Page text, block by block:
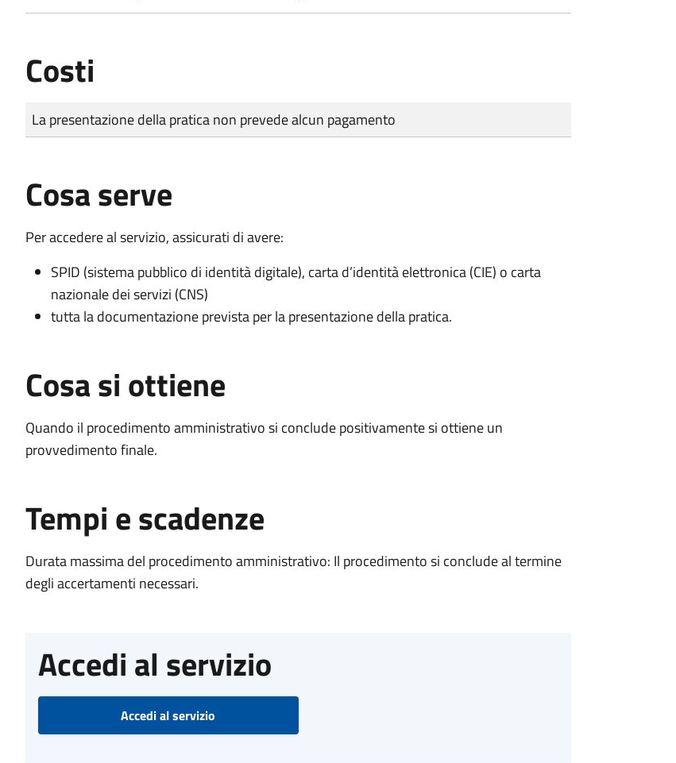
Costi
Tipo di pagamento
Importo
La presentazione della pratica non prevede alcun pagamento
Cosa serve
Per accedere al servizio, assicurati di avere:
SPID (sistema pubblico di identità digitale), carta d’identità elettronica (CIE) o carta
nazionale dei servizi (CNS)
tutta la documentazione prevista per la presentazione della pratica.
Cosa si ottiene
Quando il procedimento amministrativo si conclude positivamente si ottiene un
provvedimento finale.
Tempi e scadenze
Durata massima del procedimento amministrativo: Il procedimento si conclude al termine
degli accertamenti necessari.
Accedi al servizio
Accedi al servizio